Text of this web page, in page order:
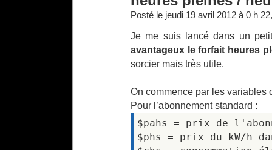
Posté le jeudi 19 avril 2012 à 0 h
Je me suis lancé dans un
avantageux le forfait heures
sorcier mais très utile.
On commence par les variables
Pour l’abonnement standard :
$pahs = prix de
$phs = prix du kW/h